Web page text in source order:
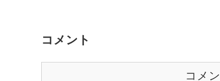
コメント
コメ